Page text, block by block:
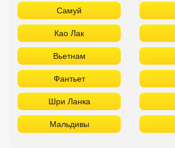
Самуй
Као Лак
Вьетнам
Фантьет
Шри Ланка
Мальдивы